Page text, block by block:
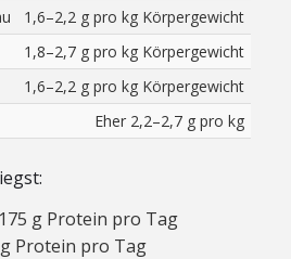
1,6–2,2 g pro kg Körpergewicht
1,8–2,7 g pro kg Körpergewicht
1,6–2,2 g pro kg Körpergewicht
Eher 2,2–2,7 g pro kg
g Protein pro Tag
Protein pro Tag